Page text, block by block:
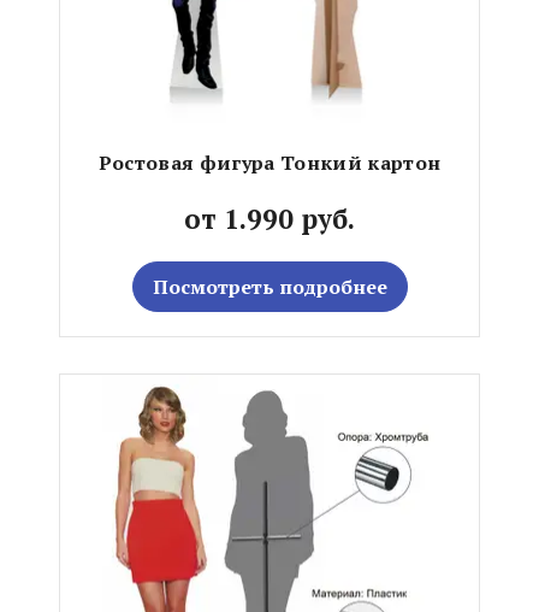
Ростовая фигура Тонкий картон
от 1.990 руб.
Посмотреть подробнее